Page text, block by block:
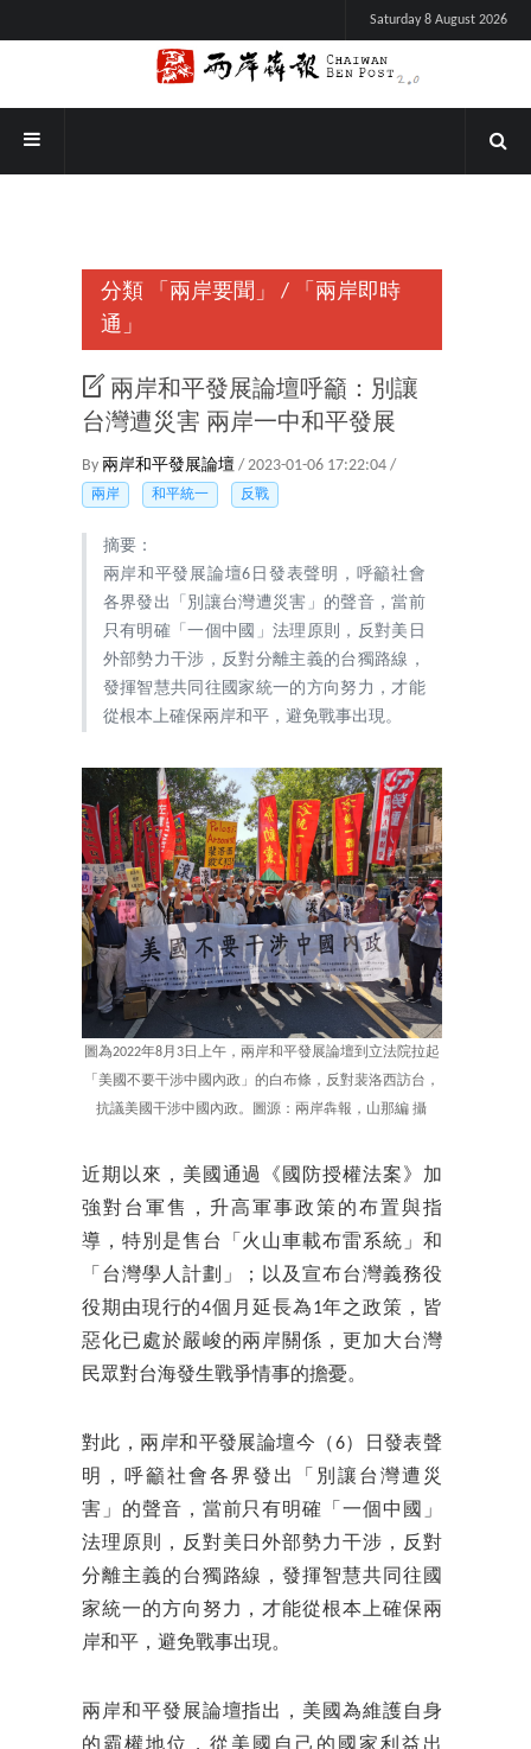
Saturday 8 August 2026
分類 「兩岸要聞」 /
「兩岸即時
通」
兩岸和平發展論壇呼籲：別讓
台灣遭災害 兩岸一中和平發展
By 兩岸和平發展論壇 / 2023-01-06 17:22:04 /
兩岸 和平統一 反戰
摘要：
兩岸和平發展論壇6日發表聲明，呼籲社會
各界發出「別讓台灣遭災害」的聲音，當前
只有明確「一個中國」法理原則，反對美日
外部勢力干涉，反對分離主義的台獨路線，
發揮智慧共同往國家統一的方向努力，才能
從根本上確保兩岸和平，避免戰事出現。
圖為2022年8月3日上午，兩岸和平發展論壇到立法院拉起
「美國不要干涉中國內政」的白布條，反對裴洛西訪台，
抗議美國干涉中國內政。圖源：兩岸犇報，山那編 攝
近期以來，美國通過《國防授權法案》加
強對台軍售，升高軍事政策的布置與指
導，特別是售台「火山車載布雷系統」和
「台灣學人計劃」；以及宣布台灣義務役
役期由現行的4個月延長為1年之政策，皆
惡化已處於嚴峻的兩岸關係，更加大台灣
民眾對台海發生戰爭情事的擔憂。
對此，兩岸和平發展論壇今（6）日發表聲
明，呼籲社會各界發出「別讓台灣遭災
害」的聲音，當前只有明確「一個中國」
法理原則，反對美日外部勢力干涉，反對
分離主義的台獨路線，發揮智慧共同往國
家統一的方向努力，才能從根本上確保兩
岸和平，避免戰事出現。
兩岸和平發展論壇指出，美國為維護自身